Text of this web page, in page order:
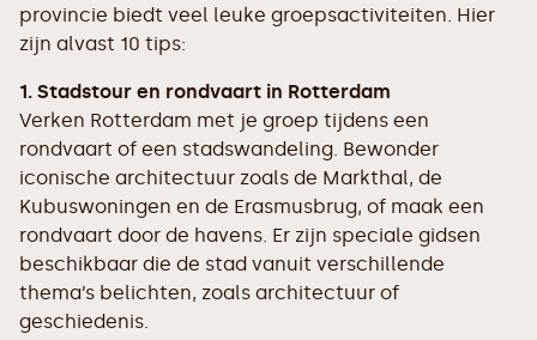
provincie biedt veel leuke groepsactiviteiten. Hier
zijn alvast 10 tips:
1. Stadstour en rondvaart in Rotterdam
Verken Rotterdam met je groep tijdens een
rondvaart of een stadswandeling. Bewonder
iconische architectuur zoals de Markthal, de
Kubuswoningen en de Erasmusbrug, of maak een
rondvaart door de havens. Er zijn speciale gidsen
beschikbaar die de stad vanuit verschillende
thema’s belichten, zoals architectuur of
geschiedenis.